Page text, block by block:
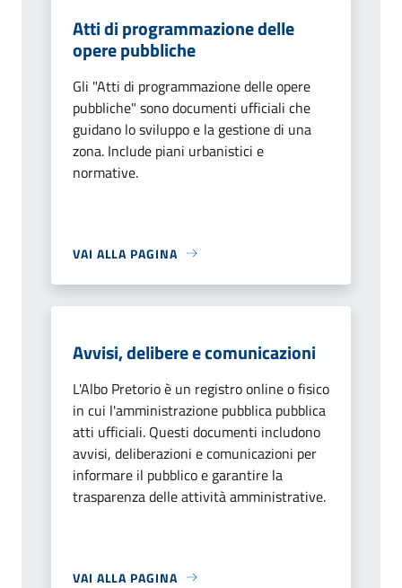
Atti di programmazione delle
opere pubbliche
Gli "Atti di programmazione delle opere
pubbliche" sono documenti ufficiali che
guidano lo sviluppo e la gestione di una
zona. Include piani urbanistici e
normative.
VAI ALLA PAGINA
Avvisi, delibere e comunicazioni
L'Albo Pretorio è un registro online o fisico
in cui l'amministrazione pubblica pubblica
atti ufficiali. Questi documenti includono
avvisi, deliberazioni e comunicazioni per
informare il pubblico e garantire la
trasparenza delle attività amministrative.
VAI ALLA PAGINA